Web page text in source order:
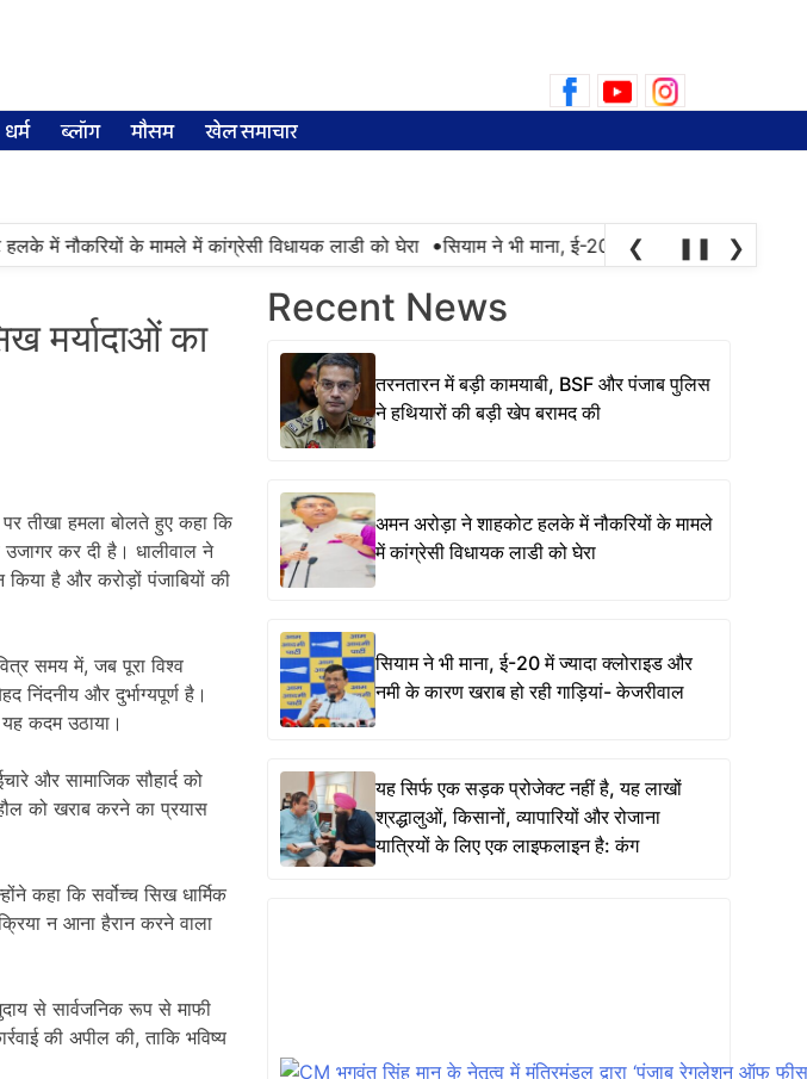
for:
धर्म ब्लॉग मौसम खेल समाचार
में नौकरियों के मामले में कांग्रेसी विधायक लाडी को घेरा • सियाम ने भी माना, ई-20 में ज्यादा क्लोराइड और नमी
❮ ❚❚ ❯
मर्यादाओं का
तीखा हमला बोलते हुए कहा कि
उजागर कर दी है। धालीवाल ने
है और करोड़ों पंजाबियों की
समय में, जब पूरा विश्व
निंदनीय और दुर्भाग्यपूर्ण है।
कदम उठाया।
और सामाजिक सौहार्द को
को खराब करने का प्रयास
कहा कि सर्वोच्च सिख धार्मिक
न आना हैरान करने वाला
से सार्वजनिक रूप से माफी
की अपील की, ताकि भविष्य
Recent News
तरनतारन में बड़ी कामयाबी, BSF और पंजाब पुलिस
ने हथियारों की बड़ी खेप बरामद की
अमन अरोड़ा ने शाहकोट हलके में नौकरियों के मामले
में कांग्रेसी विधायक लाडी को घेरा
सियाम ने भी माना, ई-20 में ज्यादा क्लोराइड और
नमी के कारण खराब हो रही गाड़ियां- केजरीवाल
यह सिर्फ एक सड़क प्रोजेक्ट नहीं है, यह लाखों
श्रद्धालुओं, किसानों, व्यापारियों और रोजाना
यात्रियों के लिए एक लाइफलाइन है: कंग